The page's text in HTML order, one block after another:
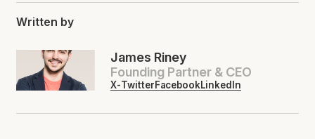
Written by
James Riney
Founding Partner & CEO
X-TwitterFacebookLinkedIn